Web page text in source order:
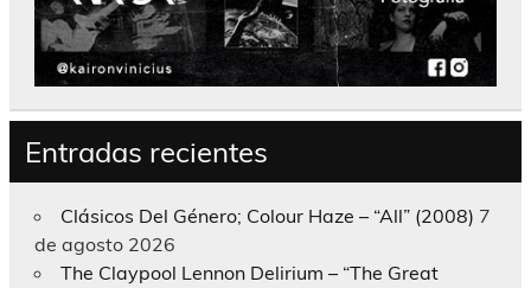
Entradas recientes
Clásicos Del Género; Colour Haze – “All” (2008) 7
de agosto 2026
The Claypool Lennon Delirium – “The Great